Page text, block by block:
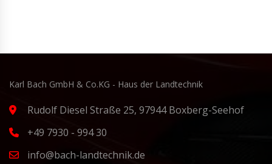
Karl Bach GmbH & Co.KG - Haus der Landtechnik
Rudolf Diesel Straße 25, 97944 Boxberg-Seehof
+49 7930 - 994 30
info@bach-landtechnik.de